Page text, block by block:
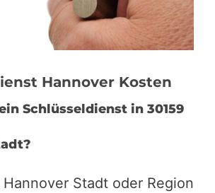
Hannover Kosten
Schlüsseldienst in 30159
Stadt oder Region